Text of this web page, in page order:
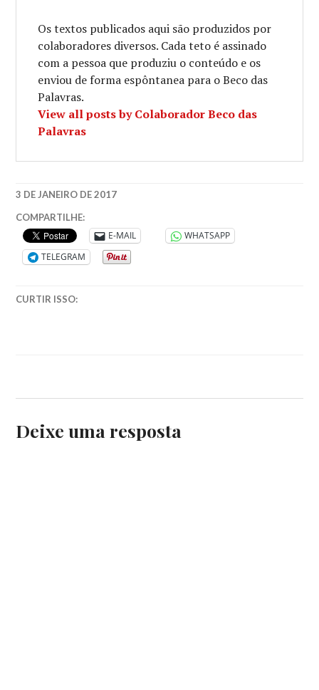
Os textos publicados aqui são produzidos por
colaboradores diversos. Cada teto é assinado
com a pessoa que produziu o conteúdo e os
enviou de forma espôntanea para o Beco das
Palavras.
View all posts by Colaborador Beco das
Palavras
3 DE JANEIRO DE 2017
DESTINATION
COMPARTILHE:
E-MAIL
WHATSAPP
TELEGRAM
CURTIR ISSO:
Deixe uma resposta